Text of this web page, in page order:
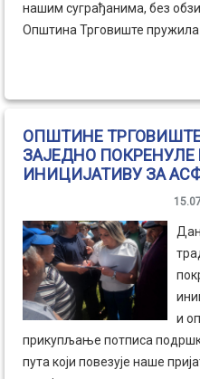
нашим суграђанима, без
Општина Трговиште пружила
стављањем на располагање
како би медицински тимови
средстава финансирала
Дома здравља Трговиште,
услови за рад здравствених
здравствених услуга.
самоуправе и Дома
здравље наших грађана, јер
очувања здравља.
ОПШТИНЕ
ЗАЈЕДНО ПОКРЕНУЛЕ
ИНИЦИЈАТИВУ ЗА
и
прикупљање потписа
пута који повезује наше